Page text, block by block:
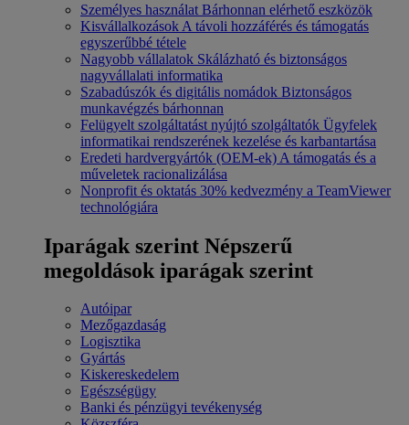
Személyes használat Bárhonnan elérhető eszközök
Kisvállalkozások A távoli hozzáférés és támogatás
egyszerűbbé tétele
Nagyobb vállalatok Skálázható és biztonságos
nagyvállalati informatika
Szabadúszók és digitális nomádok Biztonságos
munkavégzés bárhonnan
Felügyelt szolgáltatást nyújtó szolgáltatók Ügyfelek
informatikai rendszerének kezelése és karbantartása
Eredeti hardvergyártók (OEM-ek) A támogatás és a
műveletek racionalizálása
Nonprofit és oktatás 30% kedvezmény a TeamViewer
technológiára
Iparágak szerint Népszerű
megoldások iparágak szerint
Autóipar
Mezőgazdaság
Logisztika
Gyártás
Kiskereskedelem
Egészségügy
Banki és pénzügyi tevékenység